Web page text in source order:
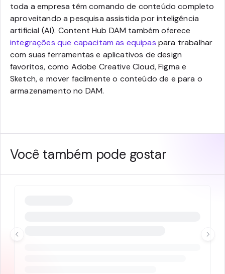
toda a empresa têm comando de conteúdo completo
aproveitando a pesquisa assistida por inteligência
artificial (AI). Content Hub DAM também oferece
integrações que capacitam as equipas para trabalhar
com suas ferramentas e aplicativos de design
favoritos, como Adobe Creative Cloud, Figma e
Sketch, e mover facilmente o conteúdo de e para o
armazenamento no DAM.
Você também pode gostar